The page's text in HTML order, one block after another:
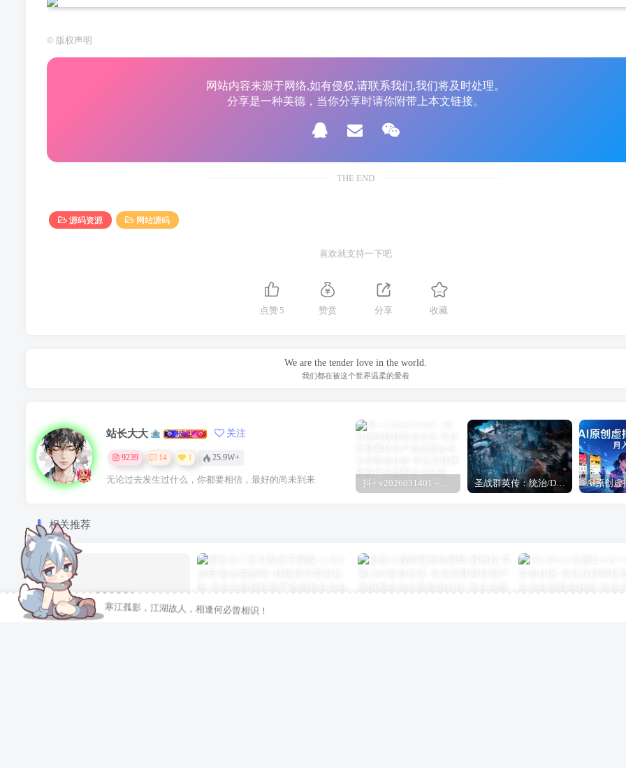
© 版权声明
网站内容来源于网络,如有侵权,请联系我们,我们将及时处理。
分享是一种美德，当你分享时请你附带上本文链接。
THE END
源码资源 网站源码
喜欢就支持一下吧
点赞 5 赞赏 分享 收藏
We are the tender love in the world.
我们都在被这个世界温柔的爱着
站长大大 关注
9239 14 1 25.9W+
无论过去发生过什么，你都要相信，最好的尚未到来 圣战群英传：统治/Disciples: Domination
相关推荐
寒江孤影，江湖故人，相逢何必曾相识！